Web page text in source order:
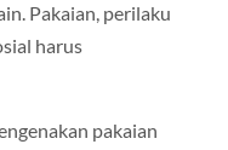
Pakaian, perilaku
harus
pakaian